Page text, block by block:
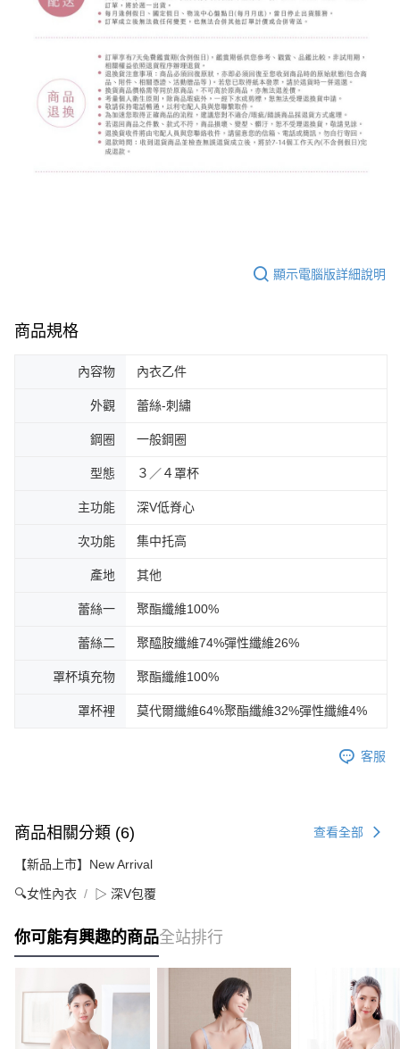
顯示電腦版詳細說明
商品規格
內容物 內衣乙件
外觀 蕾絲-刺繡
鋼圈 一般鋼圈
型態 ３／４罩杯
主功能 深V低脊心
次功能 集中托高
產地 其他
蕾絲一 聚酯纖維100%
蕾絲二 聚醯胺纖維74%彈性纖維26%
罩杯填充物 聚酯纖維100%
罩杯裡 莫代爾纖維64%聚酯纖維32%彈性纖維4%
客服
商品相關分類 (6) 查看全部
【新品上市】New Arrival
🔍女性內衣 ▷ 深V包覆
你可能有興趣的商品全站排行